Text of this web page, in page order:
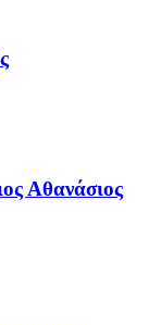
Αθανάσιος